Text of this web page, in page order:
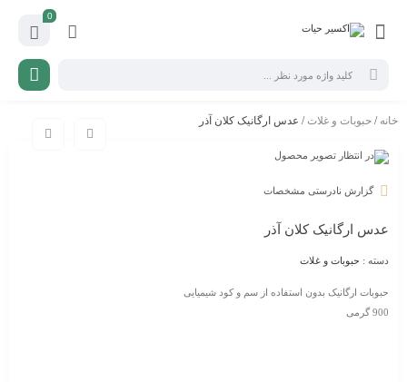
0
خانه / حبوبات و غلات / عدس ارگانیک کلان آذر
گزارش نادرستی مشخصات
عدس ارگانیک کلان آذر
دسته : حبوبات و غلات
حبوبات ارگانیک بدون استفاده از سم و کود شیمیایی
900 گرمی